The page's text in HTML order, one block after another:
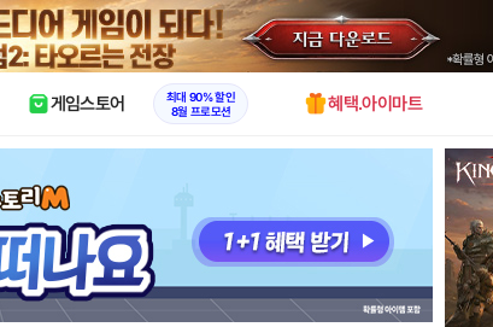
X
게임스토어
최대 90% 할인
8월 프로모션
혜택.아이마트